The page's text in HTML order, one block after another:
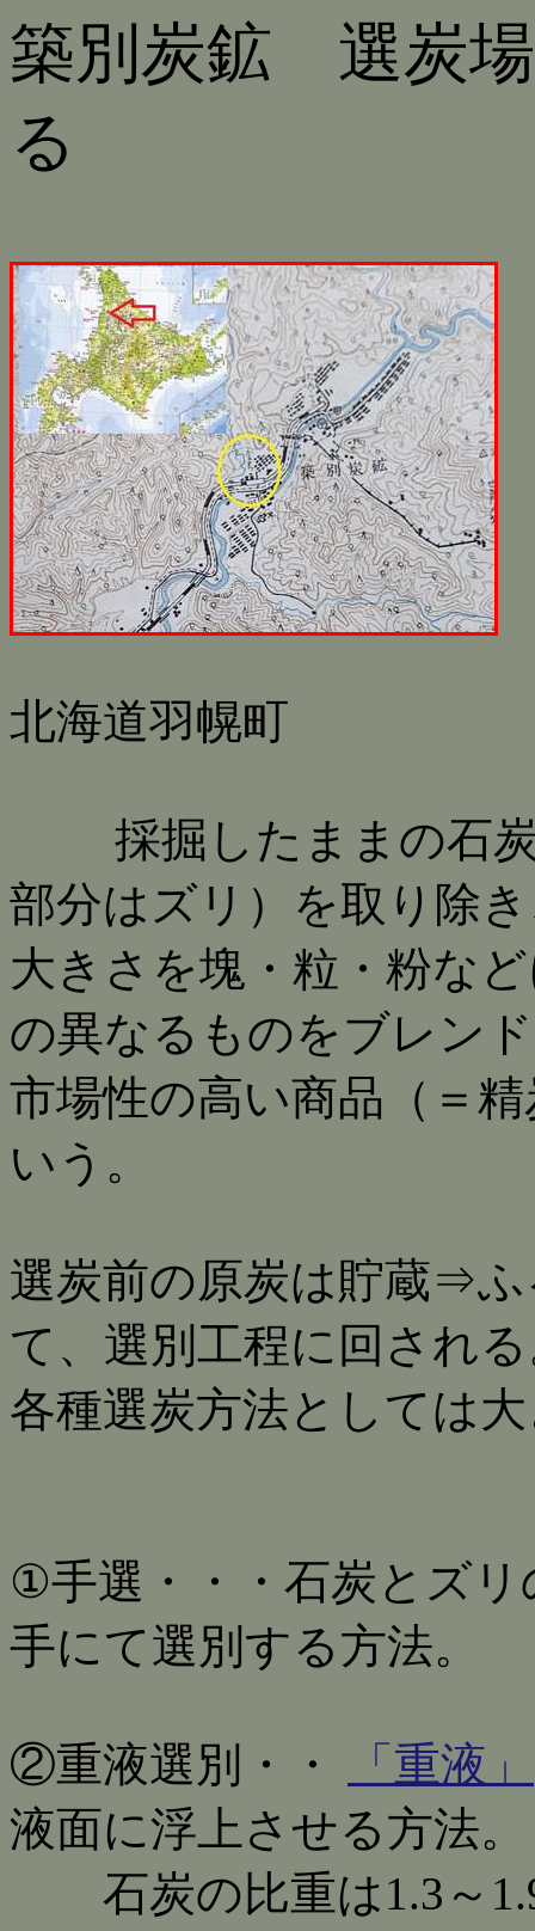
築別炭鉱 選炭
る
北海道羽幌町
採掘したままの石炭
部分はズリ）を取り除
大きさを塊・粒・粉な
の異なるものをブレン
市場性の高い商品（＝
いう。
選炭前の原炭は貯蔵⇒
て、選別工程に回され
各種選炭方法としては
①手選・・・石炭とズ
手にて選別する方法。
②重液選別・・ 「重液」
液面に浮上させる方法。
石炭の比重は1.3～